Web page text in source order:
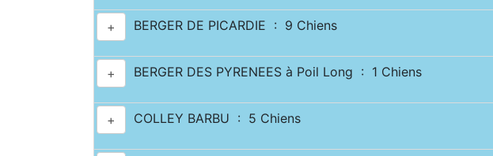
+ BERGER DE PICARDIE : 9 Chiens
+ BERGER DES PYRENEES à Poil Long : 1 Chiens
+ COLLEY BARBU : 5 Chiens